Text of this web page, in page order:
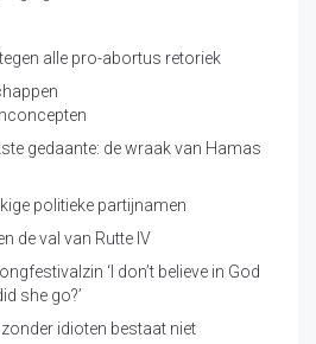
alle pro-abortus retoriek
gedaante: de wraak van Hamas
politieke partijnamen
de val van Rutte IV
‘I don’t believe in God
she go?’
idioten bestaat niet